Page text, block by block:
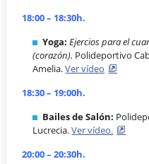
18:00 – 18:30h.
Yoga:Ejercios para el
(corazón). Polideportivo
Amelia.Ver vídeo
18:30 – 19:00h.
Bailes de Salón:
Lucrecia.Ver vídeo.
20:00 – 20:30h.